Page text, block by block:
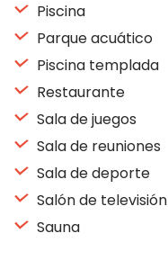
Piscina
Parque acuático
Piscina templada
Restaurante
Sala de juegos
Sala de reuniones
Sala de deporte
Salón de televisión
Sauna